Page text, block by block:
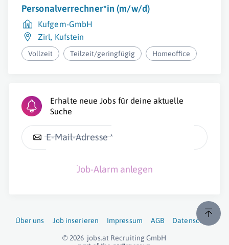
Personalverrechner*in (m/w/d)
Kufgem-GmbH
Zirl, Kufstein
Vollzeit Teilzeit/geringfügig Homeoffice
Erhalte neue Jobs für deine aktuelle
Suche
E-Mail-Adresse *
Job-Alarm anlegen
Über uns Job inserieren Impressum AGB Datenschutz
© 2026 jobs.at Recruiting GmbH